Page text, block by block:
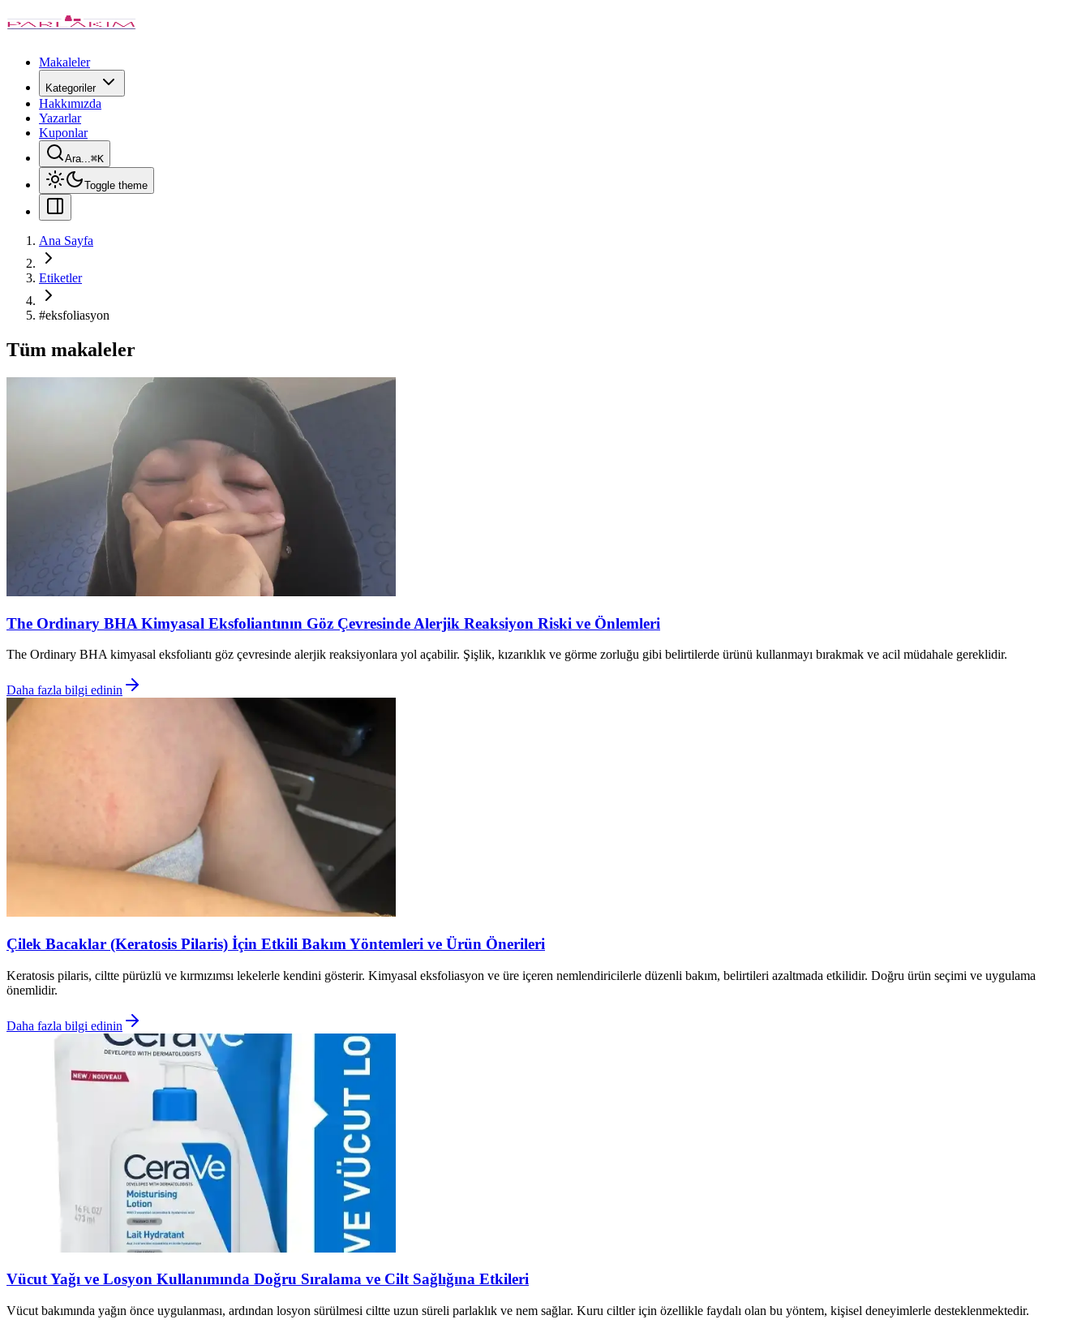
Makaleler
Kategoriler
Hakkımızda
Yazarlar
Kuponlar
Ara...⌘K
Toggle theme
Ana Sayfa
Etiketler
#eksfoliasyon
Tüm makaleler
The Ordinary BHA Kimyasal Eksfoliantının Göz Çevresinde Alerjik Reaksiyon Riski ve Önlemleri
The Ordinary BHA kimyasal eksfoliantı göz çevresinde alerjik reaksiyonlara yol açabilir. Şişlik, kızarıklık ve görme zorluğu gibi belirtilerde ürünü kullanmayı bırakmak ve acil müdahale gereklidir.
Daha fazla bilgi edinin
Çilek Bacaklar (Keratosis Pilaris) İçin Etkili Bakım Yöntemleri ve Ürün Önerileri
Keratosis pilaris, ciltte pürüzlü ve kırmızımsı lekelerle kendini gösterir. Kimyasal eksfoliasyon ve üre içeren nemlendiricilerle düzenli bakım, belirtileri azaltmada etkilidir. Doğru ürün seçimi ve uygulama
önemlidir.
Daha fazla bilgi edinin
Vücut Yağı ve Losyon Kullanımında Doğru Sıralama ve Cilt Sağlığına Etkileri
Vücut bakımında yağın önce uygulanması, ardından losyon sürülmesi ciltte uzun süreli parlaklık ve nem sağlar. Kuru ciltler için özellikle faydalı olan bu yöntem, kişisel deneyimlerle desteklenmektedir.